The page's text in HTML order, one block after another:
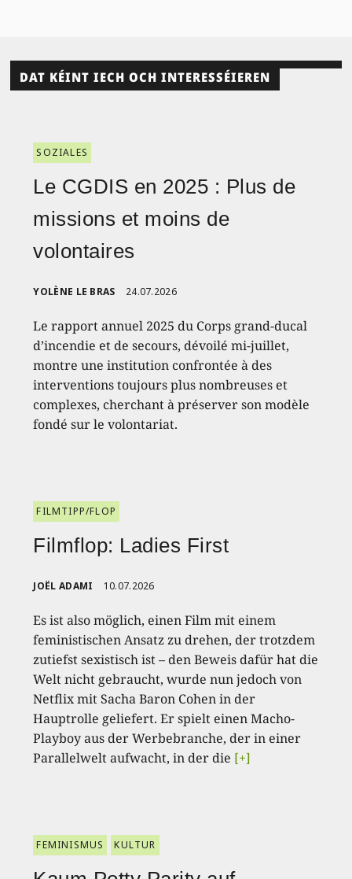
DAT KÉINT IECH OCH INTERESSÉIEREN
SOZIALES
Le CGDIS en 2025 : Plus de
missions et moins de
volontaires
YOLÈNE LE BRAS 24.07.2026
Le rapport annuel 2025 du Corps grand-ducal
d’incendie et de secours, dévoilé mi-juillet,
montre une institution confrontée à des
interventions toujours plus nombreuses et
complexes, cherchant à préserver son modèle
fondé sur le volontariat.
FILMTIPP/FLOP
Filmflop: Ladies First
JOËL ADAMI 10.07.2026
Es ist also möglich, einen Film mit einem
feministischen Ansatz zu drehen, der trotzdem
zutiefst sexistisch ist – den Beweis dafür hat die
Welt nicht gebraucht, wurde nun jedoch von
Netflix mit Sacha Baron Cohen in der
Hauptrolle geliefert. Er spielt einen Macho-
Playboy aus der Werbebranche, der in einer
Parallelwelt aufwacht, in der die [+]
FEMINISMUS KULTUR